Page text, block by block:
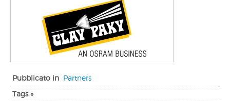
Pubblicato in Partners
Tags »